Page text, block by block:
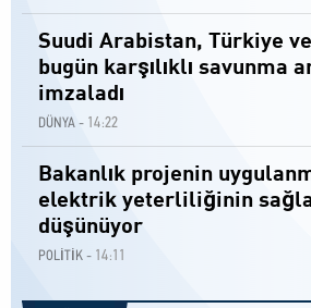
Suudi Arabistan, Türkiye
bugün karşılıklı savunma
imzaladı
DÜNYA - 14:22
Bakanlık projenin
elektrik yeterliliğinin
düşünüyor
POLİTİK - 14:11